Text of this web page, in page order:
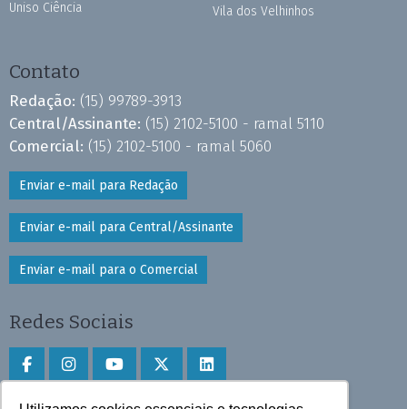
Uniso Ciência
Vila dos Velhinhos
Contato
Redação: (15) 99789-3913
Central/Assinante: (15) 2102-5100 - ramal 5110
Comercial: (15) 2102-5100 - ramal 5060
Enviar e-mail para Redação
Enviar e-mail para Central/Assinante
Enviar e-mail para o Comercial
Redes Sociais